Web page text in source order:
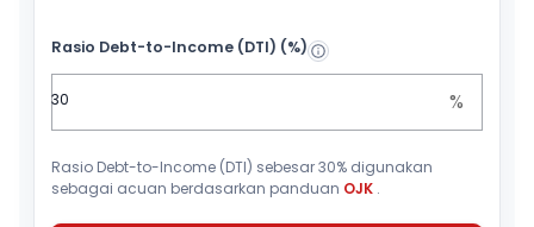
Rasio Debt-to-Income (DTI) (%)
%
Rasio Debt-to-Income (DTI) sebesar 30% digunakan
sebagai acuan berdasarkan panduan OJK .